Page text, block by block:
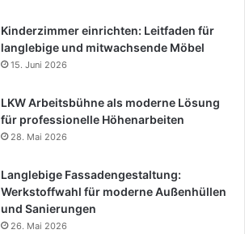
Kinderzimmer einrichten: Leitfaden für
langlebige und mitwachsende Möbel
15. Juni 2026
LKW Arbeitsbühne als moderne Lösung
für professionelle Höhenarbeiten
28. Mai 2026
Langlebige Fassadengestaltung:
Werkstoffwahl für moderne Außenhüllen
und Sanierungen
26. Mai 2026